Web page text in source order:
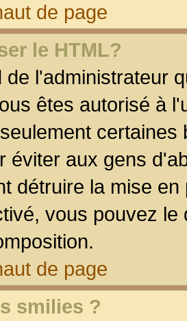
de page
le HTML?
de l'administrateur
êtes autorisé à
éviter aux gens
détruire la mise
vous pouvez
de page
smilies ?